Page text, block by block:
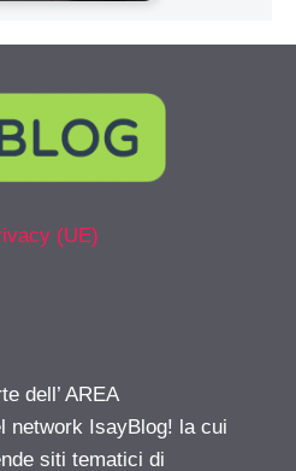
(UE)
dell’ AREA
network IsayBlog! la cui
siti tematici di